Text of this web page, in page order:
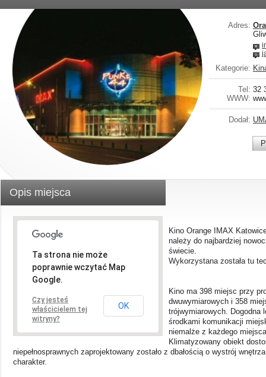
Adres:
Kategorie:
Tel: 32
WWW:
Dodał:
Opis miejsca
Ta strona nie może
poprawnie wczytać Map
Google.
Czy jesteś
właścicielem tej
witryny?
OK
Kino Orange IMAX
należy do najbardziej
świecie.
Wykorzystana została tu
Kino ma 398 miejsc przy
dwuwymiarowych i 358
trójwymiarowych. Dogodna
środkami komunikacji
niemalże z każdego
Klimatyzowany obiekt
niepełnosprawnych zaprojektowany zostało z dbałością o wystrój
charakter.